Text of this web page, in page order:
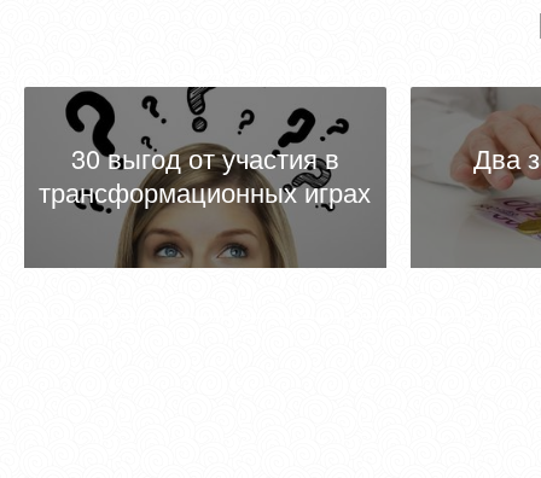
30 выгод от участия в
трансформационных играх
Два